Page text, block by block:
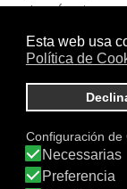
altas (nariz y
seis extractos
proporciona
Apto para